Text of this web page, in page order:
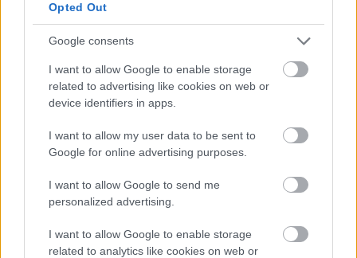
Opted Out
Google consents
I want to allow Google to enable storage
related to advertising like cookies on web or
device identifiers in apps.
I want to allow my user data to be sent to
Google for online advertising purposes.
I want to allow Google to send me
personalized advertising.
I want to allow Google to enable storage
related to analytics like cookies on web or
videochiamata:
Cognome e Nome *
Numero di telefono